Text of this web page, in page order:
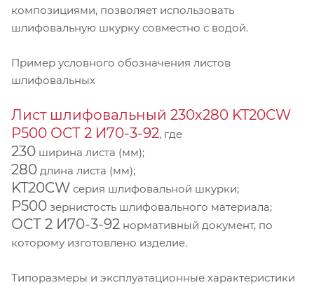
композициями, позволяет использовать
шлифовальную шкурку совместно с водой.
Пример условного обозначения листов
шлифовальных
Лист шлифовальный 230х280 KT20CW
P500 ОСТ 2 И70-3-92, где
230 ширина листа (мм);
280 длина листа (мм);
KT20CW серия шлифовальной шкурки;
P500 зернистость шлифовального материала;
ОСТ 2 И70-3-92 нормативный документ, по
которому изготовлено изделие.
Типоразмеры и эксплуатационные характеристики